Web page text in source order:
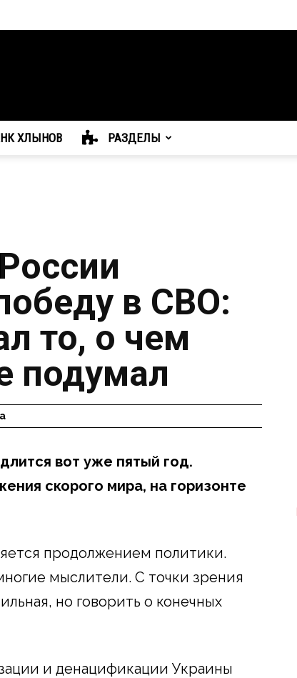
ХЛЫНОВ РАЗДЕЛЫ
в СВО:
то, о чем
подумал
вот уже пятый год.
скорого мира, на горизонте
продолжением политики.
мыслители. С точки зрения
но говорить о конечных
и денацификации Украины